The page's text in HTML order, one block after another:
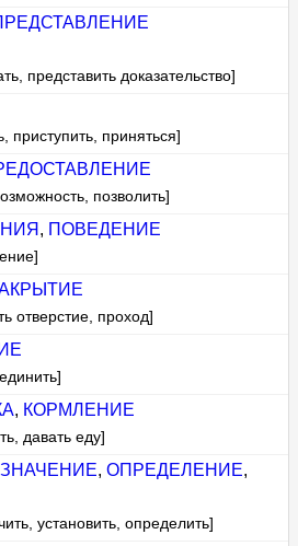
представить доказательство]
приступить, приняться]
позволить]
, ПОВЕДЕНИЕ
отверстие, проход]
, КОРМЛЕНИЕ
давать еду]
, ОПРЕДЕЛЕНИЕ,
установить, определить]